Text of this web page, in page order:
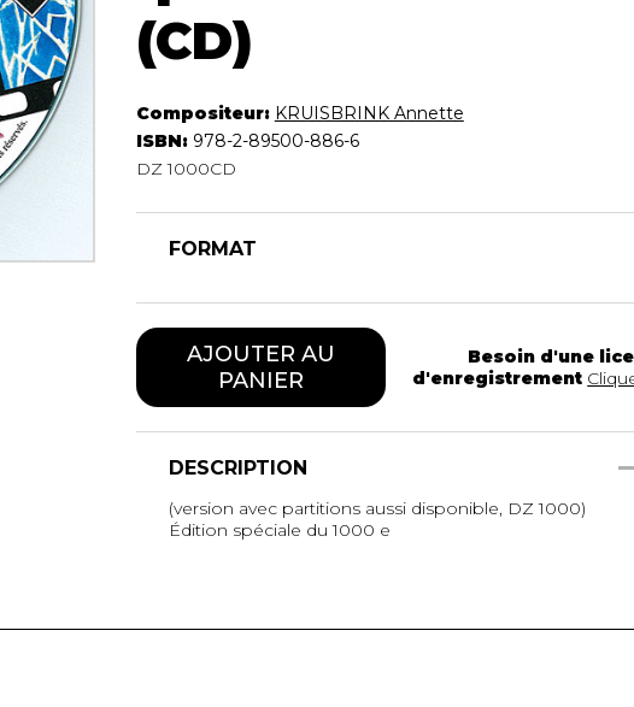
Hautbois
Luth
Percussion
Piano
Trompette
Ukulélé
Violoncelle
(CD)
Compositeur: KRUISBRINK Annette
ISBN: 978-2-89500-886-6
DZ 1000CD
FORMAT
AJOUTER AU
PANIER
Besoin d'une
d'enregistrement
DESCRIPTION
(version avec partitions aussi disponible, DZ 1000)
Édition spéciale du 1000 e